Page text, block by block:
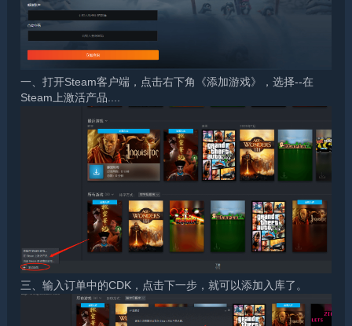
一、打开Steam客户端，点击右下角《添加游戏》，选择--在
Steam上激活产品....
三、输入订单中的CDK，点击下一步，就可以添加入库了。